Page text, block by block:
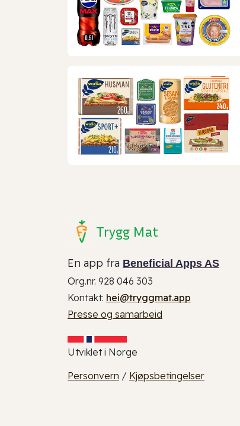
Trygg Mat
En app fra Beneficial Apps AS
Org.nr. 928 046 303
Kontakt: hei@tryggmat.app
Presse og samarbeid
Utviklet i Norge
Personvern / Kjøpsbetingelser